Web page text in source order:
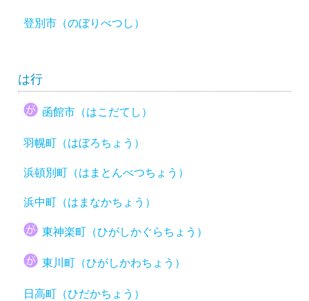
登別市（のぼりべつし）
は行
函館市（はこだてし）
羽幌町（はぼろちょう）
浜頓別町（はまとんべつちょう）
浜中町（はまなかちょう）
東神楽町（ひがしかぐらちょう）
東川町（ひがしかわちょう）
日高町（ひだかちょう）